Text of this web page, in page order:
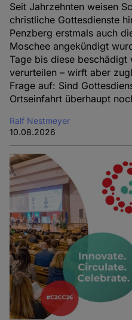
Seit Jahrzehnten weisen
christliche Gottesdienste
Penzberg erstmals auch
Moschee angekündigt
Tage bis diese
verurteilen – wirft aber
Frage auf: Sind
Ortseinfahrt überhaupt
Ralf Nestmeyer
10.08.2026